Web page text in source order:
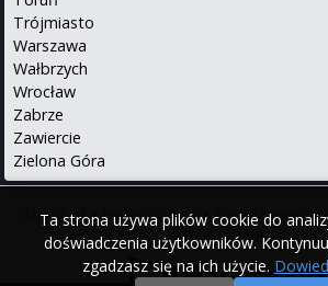
Ta strona używa plików cookie do
doświadczenia użytkowników.
zgadzasz się na ich użycie.
Trójmiasto
Warszawa
Wałbrzych
Wrocław
Zabrze
Zawiercie
Zielona Góra
About us•Privacy Policy• Translations
•Android Po polsku